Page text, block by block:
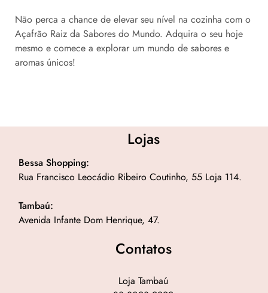
Não perca a chance de elevar seu nível na cozinha com o
Açafrão Raiz da Sabores do Mundo. Adquira o seu hoje
mesmo e comece a explorar um mundo de sabores e
aromas únicos!
Lojas
Bessa Shopping:
Rua Francisco Leocádio Ribeiro Coutinho, 55 Loja 114.
Tambaú:
Avenida Infante Dom Henrique, 47.
Contatos
Loja Tambaú